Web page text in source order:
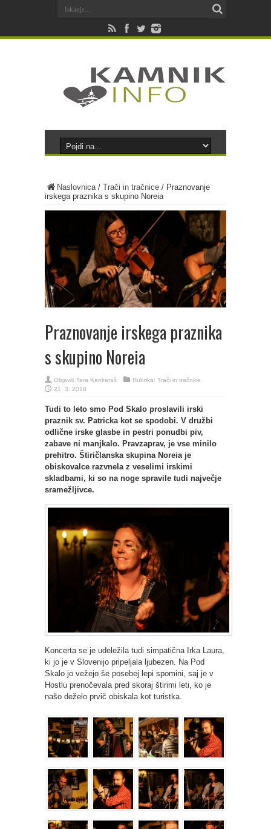
Naslovnica/ Trači in tračnice / Praznovanje
irskega praznika s skupino Noreia
Praznovanje irskega praznika
s skupino Noreia
Objavil: Tara Kankaraš Rubrika: Trači in tračnice
21. 3. 2018
Tudi to leto smo Pod Skalo proslavili irski
praznik sv. Patricka kot se spodobi. V družbi
odlične irske glasbe in pestri ponudbi piv,
zabave ni manjkalo. Pravzaprav, je vse minilo
prehitro. Štiričlanska skupina Noreia je
obiskovalce razvnela z veselimi irskimi
skladbami, ki so na noge spravile tudi največje
sramežljivce.
Koncerta se je udeležila tudi simpatična Irka Laura,
ki jo je v Slovenijo pripeljala ljubezen. Na Pod
Skalo jo vežejo še posebej lepi spomini, saj je v
Hostlu prenočevala pred skoraj štirimi leti, ko je
našo deželo prvič obiskala kot turistka.